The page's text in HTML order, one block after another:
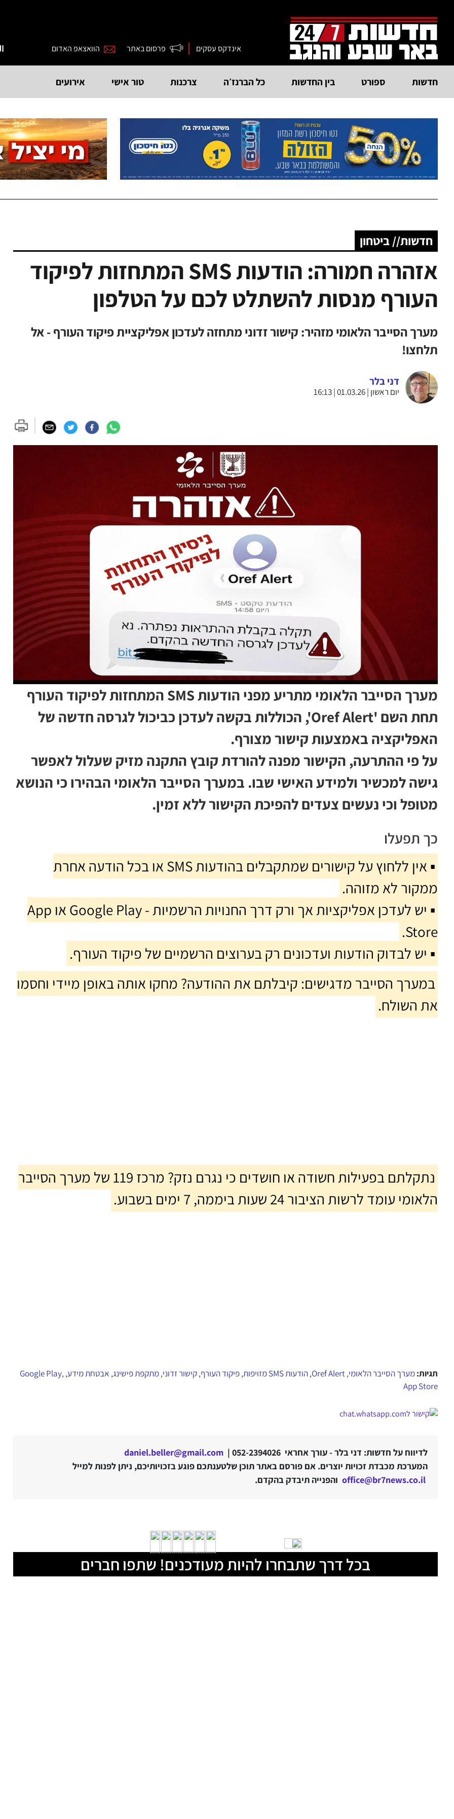
אינדקס עסקים פרסום באתר הוואצאפ האדום
חדשות ספורט בין החדשות כל הברנז׳ה צרכנות טור אישי אירועים
חדשות// ביטחון
אזהרה חמורה: הודעות SMS המתחזות לפיקוד
העורף מנסות להשתלט לכם על הטלפון
מערך הסייבר הלאומי מזהיר: קישור זדוני מתחזה לעדכון אפליקציית פיקוד העורף - אל
תלחצו!
דני בלר
יום ראשון | 01.03.26 | 16:13
מערך הסייבר הלאומי מתריע מפני הודעות SMS המתחזות לפיקוד העורף
תחת השם 'Oref Alert', הכוללות בקשה לעדכן כביכול לגרסה חדשה של
האפליקציה באמצעות קישור מצורף.
על פי ההתרעה, הקישור מפנה להורדת קובץ התקנה מזיק שעלול לאפשר
גישה למכשיר ולמידע האישי שבו. במערך הסייבר הלאומי הבהירו כי הנושא
מטופל וכי נעשים צעדים להפיכת הקישור ללא זמין.
כך תפעלו
▪️ אין ללחוץ על קישורים שמתקבלים בהודעות SMS או בכל הודעה אחרת
ממקור לא מזוהה.
▪️ יש לעדכן אפליקציות אך ורק דרך החנויות הרשמיות - Google Play או App
Store.
▪️ יש לבדוק הודעות ועדכונים רק בערוצים הרשמיים של פיקוד העורף.
במערך הסייבר מדגישים: קיבלתם את ההודעה? מחקו אותה באופן מיידי וחסמו
את השולח.
נתקלתם בפעילות חשודה או חושדים כי נגרם נזק? מרכז 119 של מערך הסייבר
הלאומי עומד לרשות הציבור 24 שעות ביממה, 7 ימים בשבוע.
תגיות:מערך הסייבר הלאומי,
Oref Alert
,הודעות SMS מזויפות ,פיקוד העורף,קישור זדוני,מתקפת פישינג, אבטחת מידע,
Google Play,
App Store
לדיווח על חדשות: דני בלר - עורך אחראי 052-2394026 |
daniel.beller@gmail.com
המערכת מכבדת זכויות יוצרים. אם פורסם באתר תוכן שלטענתכם פוגע בזכויותיכם, ניתן לפנות למייל
office@br7news.co.il והפנייה תיבדק בהקדם.
בכל דרך שתבחרו להיות מעודכנים! שתפו חברים